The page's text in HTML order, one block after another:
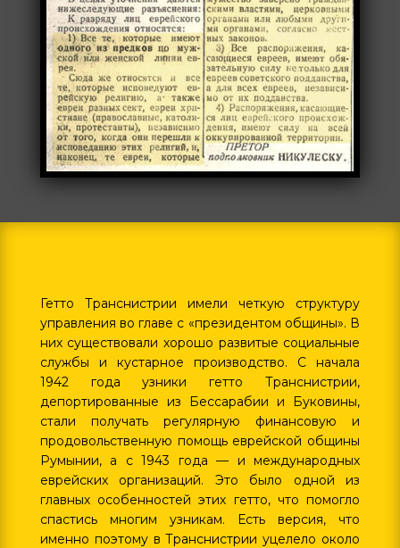
Гетто Транснистрии имели четкую структуру
управления во главе с «президентом общины». В
них существовали хорошо развитые социальные
службы и кустарное производство. С начала
1942 года узники гетто Транснистрии,
депортированные из Бессарабии и Буковины,
стали получать регулярную финансовую и
продовольственную помощь еврейской общины
Румынии, а с 1943 года — и международных
еврейских организаций. Это было одной из
главных особенностей этих гетто, что помогло
спастись многим узникам. Есть версия, что
именно поэтому в Транснистрии уцелело около